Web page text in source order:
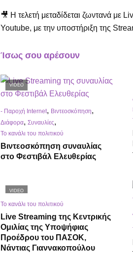
🎥 Η τελετή μεταδίδεται ζωντανά με
Youtube, με την υποστήριξη της
Ίσως σου αρέσουν
VIDEO
- Παροχή Internet, Βιντεοσκόπηση,
Διάφορα, Συναυλίες,
Το κανάλι του πολιτικού
Βιντεοσκόπηση συναυλίας
στο Φεστιβάλ Ελευθερίας
VIDEO
Το κανάλι του πολιτικού
Live Streaming της Κεντρικής
Ομιλίας της Υποψήφιας
Προέδρου του ΠΑΣΟΚ,
Νάντιας Γιαννακοπούλου